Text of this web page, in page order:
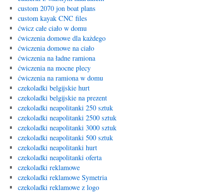
custom 2070 jon boat plans
custom kayak CNC files
ćwicz całe ciało w domu
ćwiczenia domowe dla każdego
ćwiczenia domowe na ciało
ćwiczenia na ładne ramiona
ćwiczenia na mocne plecy
ćwiczenia na ramiona w domu
czekoladki belgijskie hurt
czekoladki belgijskie na prezent
czekoladki neapolitanki 250 sztuk
czekoladki neapolitanki 2500 sztuk
czekoladki neapolitanki 3000 sztuk
czekoladki neapolitanki 500 sztuk
czekoladki neapolitanki hurt
czekoladki neapolitanki oferta
czekoladki reklamowe
czekoladki reklamowe Symetria
czekoladki reklamowe z logo